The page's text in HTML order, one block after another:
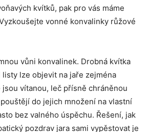
kvítků, pak pro vás máme
vonné konvalinky růžové
vůni konvalinek. Drobná kvítka
lze objevit na jaře zejména
vítanou, leč přísně chráněnou
do jejich množení na vlastní
bez valného úspěchu. Řešení, jak
pozdrav jara sami vypěstovat je